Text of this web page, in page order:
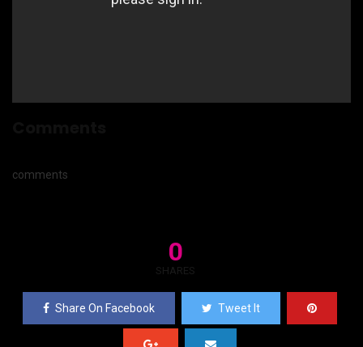
comments
0
SHARES
Share On Facebook Tweet It